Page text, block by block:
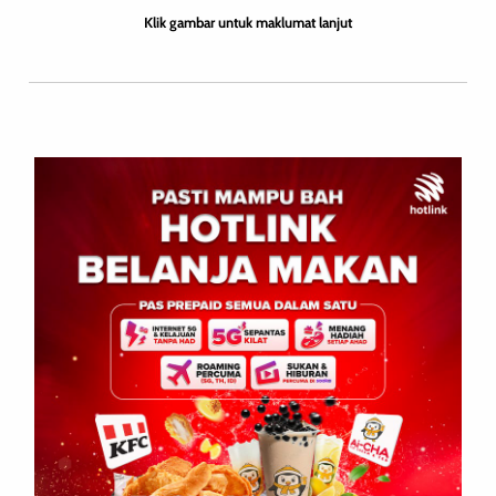
perlukan pejuang untuk memperjuangkan
Kitingan menegaskan bahawa politik Sabah tidak
sama dengan politik Malaya. Sabah mahukan
jenama politiknya sendiri.
Tidak mahu lagi ‘cincin diikat di hidung seperti kerbau’
dan ditarik-tarik. Sabah mahu jadi seperti Sarawak.
– Tv Sabah News
Posted inUlasan Berita Semasa
Klik gambar untuk maklumat lanjut